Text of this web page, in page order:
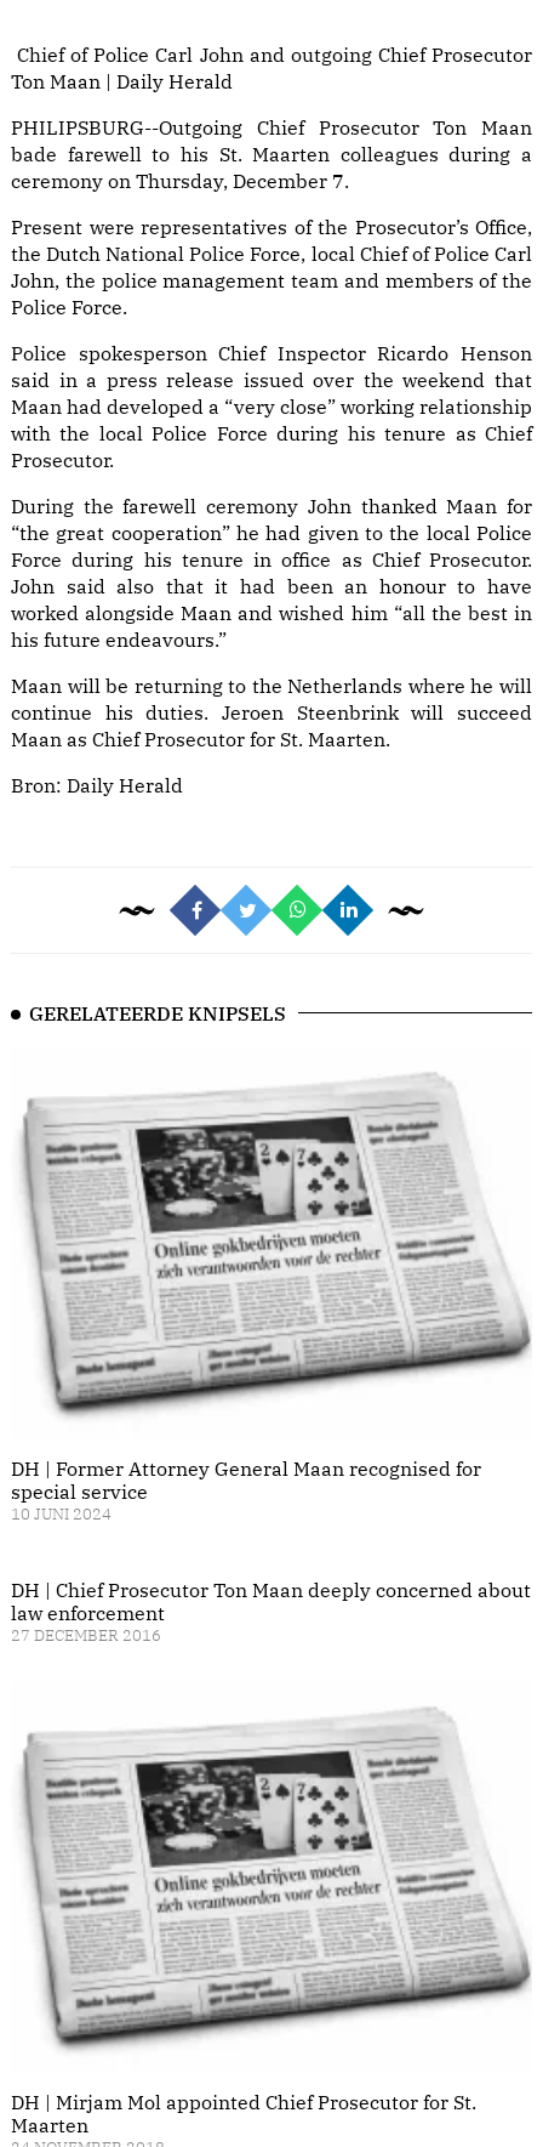
Chief of Police Carl John and outgoing Chief Prosecutor
Ton Maan | Daily Herald
PHILIPSBURG--Outgoing Chief Prosecutor Ton Maan
bade farewell to his St. Maarten colleagues during a
ceremony on Thursday, December 7.
Present were representatives of the Prosecutor’s Office,
the Dutch National Police Force, local Chief of Police Carl
John, the police management team and members of the
Police Force.
Police spokesperson Chief Inspector Ricardo Henson
said in a press release issued over the weekend that
Maan had developed a “very close” working relationship
with the local Police Force during his tenure as Chief
Prosecutor.
During the farewell ceremony John thanked Maan for
“the great cooperation” he had given to the local Police
Force during his tenure in office as Chief Prosecutor.
John said also that it had been an honour to have
worked alongside Maan and wished him “all the best in
his future endeavours.”
Maan will be returning to the Netherlands where he will
continue his duties. Jeroen Steenbrink will succeed
Maan as Chief Prosecutor for St. Maarten.
Bron: Daily Herald
GERELATEERDE KNIPSELS
DH | Former Attorney General Maan recognised for
special service
10 JUNI 2024
DH | Chief Prosecutor Ton Maan deeply concerned about
law enforcement
27 DECEMBER 2016
DH | Mirjam Mol appointed Chief Prosecutor for St.
Maarten